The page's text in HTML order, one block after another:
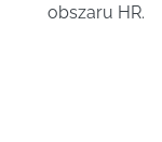
obszaru HR.